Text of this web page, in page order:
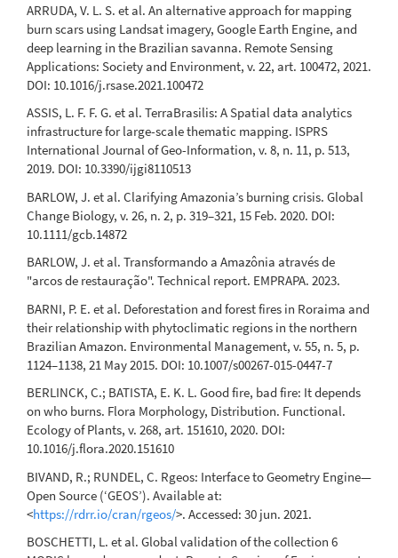
Genet, Brendan M. Rogers, Susan M. Natali(2024)
Annual and Seasonal Patterns of Burned Area Products
in Arctic-Boreal North America and Russia for 2001–
2020.Remote Sensing, 16(17), 3306.
10.3390/rs16173306
Poliana Domingos Ferro, Guilherme Mataveli, Jeferson de
Souza Arcanjo, Débora Joana Dutra, Thaís Pereira de
Medeiros, Yosio Edemir Shimabukuro, Ana Carolina Moreira
Pessôa, Gabriel de Oliveira, Liana Oighenstein Anderson
(2024)
Regional-Scale Assessment of Burn Scar Mapping in
Southwestern Amazonia Using Burned Area Products
and CBERS/WFI Data Cubes.Fire, 7(3), 67.
10.3390/fire7030067
Pacheco Ramos C.J.(2025-04-15)
Adjusted ∆NBR Index Thresholds for Forest Fire Severity
Mapping: A Study in Central Amazonia. Land Degradation
and Development, 36(6), 1844-1859.
10.1002/ldr.5466
ARRUDA, V. L. S. et al. An alternative approach for mapping
burn scars using Landsat imagery, Google Earth Engine, and
deep learning in the Brazilian savanna. Remote Sensing
Applications: Society and Environment, v. 22, art. 100472, 2021.
DOI: 10.1016/j.rsase.2021.100472
ASSIS, L. F. F. G. et al. TerraBrasilis: A Spatial data analytics
infrastructure for large-scale thematic mapping. ISPRS
International Journal of Geo-Information, v. 8, n. 11, p. 513,
2019. DOI: 10.3390/ijgi8110513
BARLOW, J. et al. Clarifying Amazonia’s burning crisis. Global
Change Biology, v. 26, n. 2, p. 319–321, 15 Feb. 2020. DOI:
10.1111/gcb.14872
BARLOW, J. et al. Transformando a Amazônia através de
"arcos de restauração". Technical report. EMPRAPA. 2023.
BARNI, P. E. et al. Deforestation and forest fires in Roraima and
their relationship with phytoclimatic regions in the northern
Brazilian Amazon. Environmental Management, v. 55, n. 5, p.
1124–1138, 21 May 2015. DOI: 10.1007/s00267-015-0447-7
BERLINCK, C.; BATISTA, E. K. L. Good fire, bad fire: It depends
on who burns. Flora Morphology, Distribution. Functional.
Ecology of Plants, v. 268, art. 151610, 2020. DOI:
10.1016/j.flora.2020.151610
BIVAND, R.; RUNDEL, C. Rgeos: Interface to Geometry Engine—
Open Source (‘GEOS’). Available at:
<https://rdrr.io/cran/rgeos/>. Accessed: 30 jun. 2021.
BOSCHETTI, L. et al. Global validation of the collection 6